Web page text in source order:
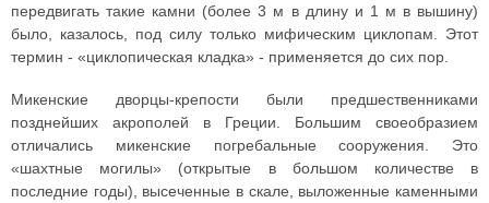
передвигать такие камни (более 3 м в длину и 1 м в вышину)
было, казалось, под силу только мифическим циклопам. Этот
термин - «циклопическая кладка» - применяется до сих пор.
Микенские дворцы-крепости были предшественниками
позднейших акрополей в Греции. Большим своеобразием
отличались микенские погребальные сооружения. Это
«шахтные могилы» (открытые в большом количестве в
последние годы), высеченные в скале, выложенные каменными